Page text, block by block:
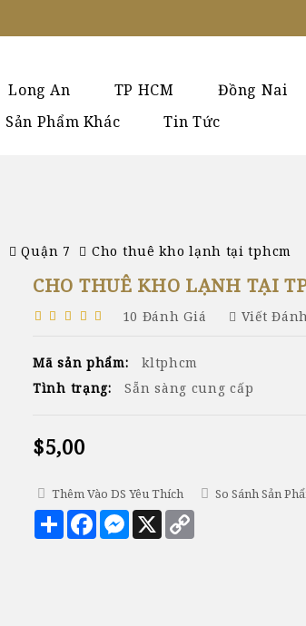
Long An TP HCM Đồng Nai
Sản Phẩm Khác
Tin Tức
Quận 7 Cho thuê kho lạnh tại tphcm
CHO THUÊ KHO LẠNH TẠI
10 Đánh Giá Viết
Mã sản phẩm:
kltphcm
Tình trạng:
Sẵn sàng cung cấp
$5,00
Thêm Vào DS Yêu Thích So Sánh Sản
Chia
sẻ
FacebookMessenger
X